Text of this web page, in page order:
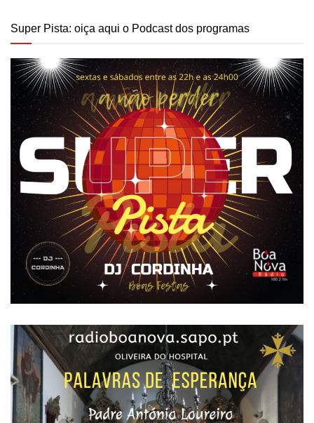
Super Pista: oiça aqui o Podcast dos programas